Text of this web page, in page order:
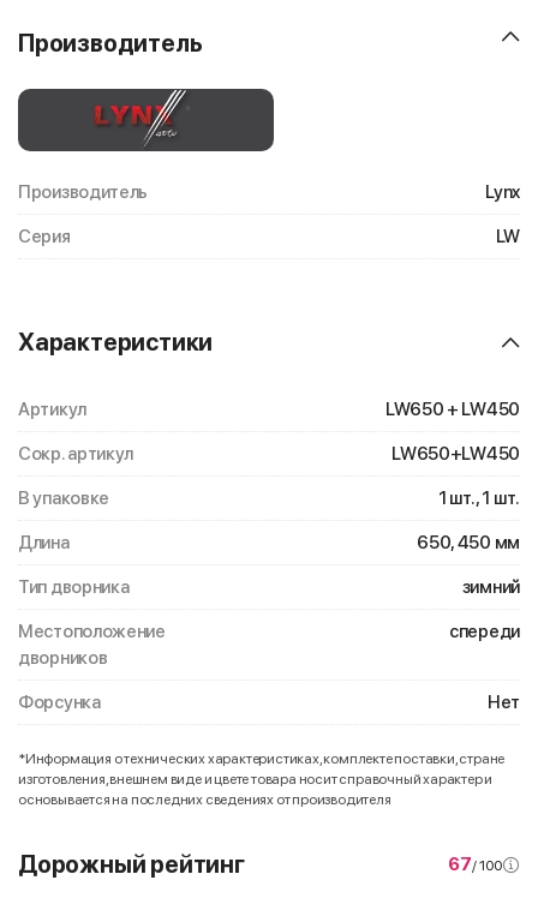
Производитель
Производитель Lynx
Серия LW
Характеристики
Артикул LW650 + LW450
Сокр. артикул LW650+LW450
В упаковке 1 шт., 1 шт.
Длина 650, 450 мм
Тип дворника зимний
Местоположение
дворников
спереди
Форсунка Нет
*Информация о технических характеристиках, комплекте поставки, стране
изготовления, внешнем виде и цвете товара носит справочный характер и
основывается на последних сведениях от производителя
Дорожный рейтинг 67/ 100